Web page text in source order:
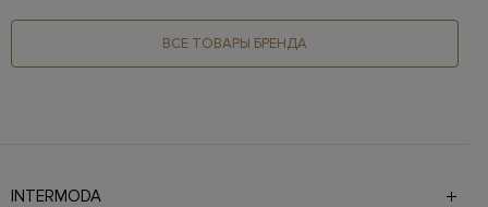
ВСЕ ТОВАРЫ БРЕНДА
INTERMODA